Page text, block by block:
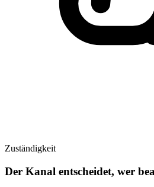
Zuständigkeit
Der Kanal entscheidet, wer